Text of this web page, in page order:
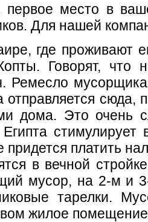
первое место в
Для нашей
где проживают
Говорят, что
Ремесло
отправляется
дома. Это очень
Египта
придется платить
в вечной
мусор, на 2-м и
тарелки.
жилое